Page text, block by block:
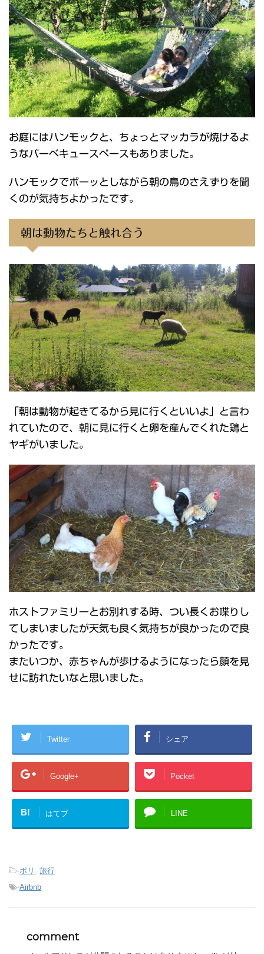
お庭にはハンモックと、ちょっとマッカラが焼けるよ
うなバーベキュースペースもありました。
ハンモックでボーッとしながら朝の鳥のさえずりを聞
くのが気持ちよかったです。
朝は動物たちと触れ合う
「朝は動物が起きてるから見に行くといいよ」と言わ
れていたので、朝に見に行くと卵を産んでくれた鶏と
ヤギがいました。
ホストファミリーとお別れする時、つい長くお喋りし
てしまいましたが天気も良く気持ちが良かったので良
かったです。
またいつか、赤ちゃんが歩けるようになったら顔を見
せに訪れたいなと思いました。
Twitter シェア
Google+ Pocket
B! はてブ LINE
-ポリ , 旅行
-Airbnb
comment